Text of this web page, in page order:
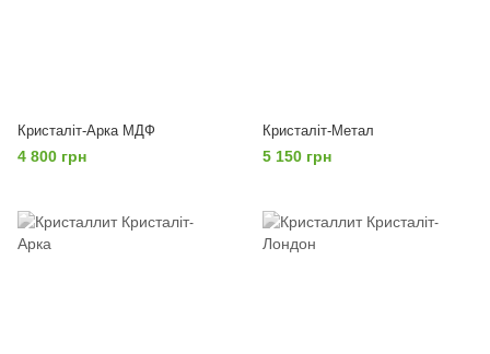
Кристаліт-Арка МДФ
4 800 грн
Кристаліт-Метал
5 150 грн